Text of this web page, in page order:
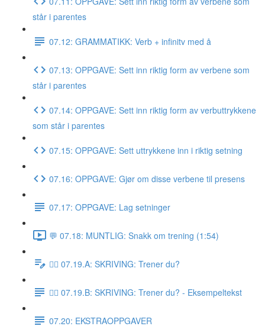
står i parentes
07.12: GRAMMATIKK: Verb + infinitv med å
07.13: OPPGAVE: Sett inn riktig form av verbene som
står i parentes
07.14: OPPGAVE: Sett inn riktig form av verbuttrykkene
som står i parentes
07.15: OPPGAVE: Sett uttrykkene inn i riktig setning
07.16: OPPGAVE: Gjør om disse verbene til presens
07.17: OPPGAVE: Lag setninger
💬 07.18: MUNTLIG: Snakk om trening (1:54)
✍🏼 07.19.A: SKRIVING: Trener du?
✍🏼 07.19.B: SKRIVING: Trener du? - Eksempeltekst
07.20: EKSTRAOPPGAVER